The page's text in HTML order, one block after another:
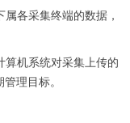
各采集终端的数据，
机系统对采集上传的
理目标。